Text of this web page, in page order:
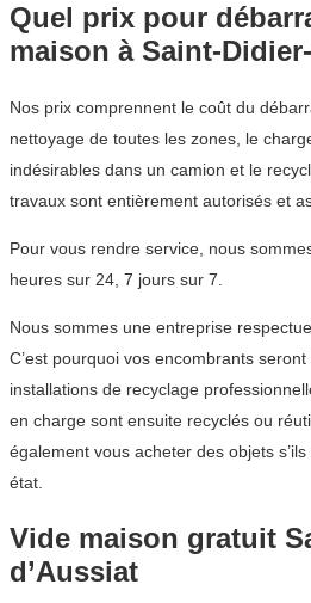
Quel prix pour
maison à Saint-
Nos prix comprennent le coût du
nettoyage de toutes les zones, le
indésirables dans un camion et le
travaux sont entièrement autorisés et
Pour vous rendre service, nous
heures sur 24, 7 jours sur 7.
Nous sommes une entreprise
C’est pourquoi vos encombrants
installations de recyclage
en charge sont ensuite recyclés ou
également vous acheter des objets
état.
Vide maison gratuit
d’Aussiat